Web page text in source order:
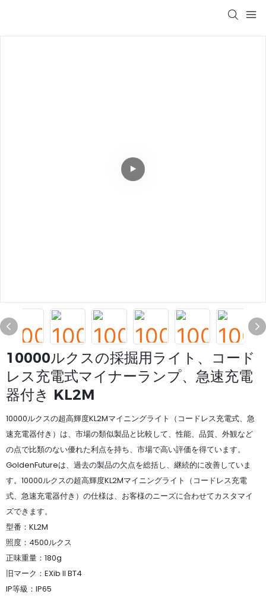
10000ルクスの採掘用ライト、コード
レス充電式マイナーランプ、急速充電
器付き KL2M
10000ルクスの超高輝度KL2Mマイニングライト（コードレス充電式、急
速充電器付き）は、市場の類似製品と比較して、性能、品質、外観など
の点で比類のない優れた利点を持ち、市場で高い評価を得ています。
GoldenFutureは、過去の製品の欠点を総括し、継続的に改善していま
す。10000ルクスの超高輝度KL2Mマイニングライト（コードレス充電
式、急速充電器付き）の仕様は、お客様のニーズに合わせてカスタマイ
ズできます。
型番：KL2M
照度：4500ルクス
正味重量：180g
旧マーク：EXib II BT4
IP等級：IP65